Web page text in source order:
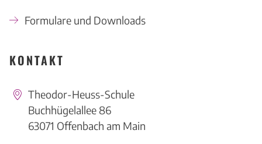
Formulare und Downloads
KONTAKT
Theodor-Heuss-Schule
Buchhügelallee 86
63071 Offenbach am Main